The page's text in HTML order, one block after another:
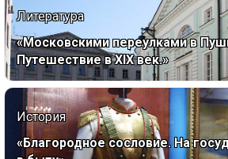
Литература
«Московскими переулками в
Путешествие в XIX век.»
История
«Благородное сословие. На